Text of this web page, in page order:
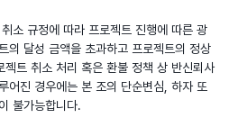
소 규정에 따라 프로젝트 진행에 따른 광
의 달성 금액을 초과하고 프로젝트의 정상
트 취소 처리 혹은 환불 정책 상 반신뢰사
어진 경우에는 본 조의 단순변심, 하자 또
불가능합니다.